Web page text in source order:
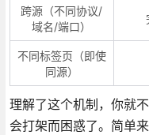
跨源（不同协议/
域名/端口）
不同标签页（即使
同源）
理解了这个机制，你就
会打架而困惑了。简单